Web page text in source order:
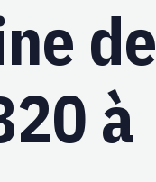
de
à